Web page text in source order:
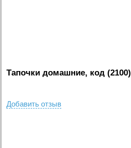
Тапочки домашние, код (2100)
Добавить отзыв